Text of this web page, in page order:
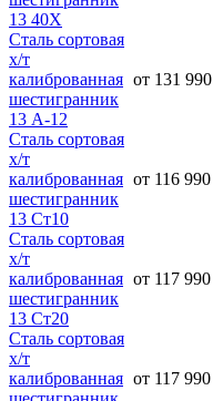
13 40Х
Сталь сортовая
х/т
калиброванная
шестигранник
13 А-12
от 131 990
Сталь сортовая
х/т
калиброванная
шестигранник
13 Ст10
от 116 990
Сталь сортовая
х/т
калиброванная
шестигранник
13 Ст20
от 117 990
Сталь сортовая
х/т
калиброванная от 117 990